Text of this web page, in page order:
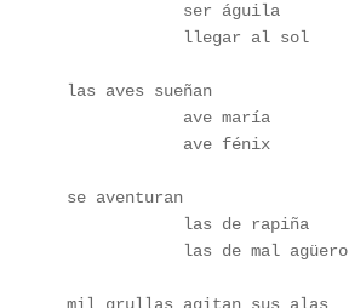
            ser águila
            llegar al sol
las aves sueñan
            ave maría
            ave fénix
se aventuran
            las de rapiña
            las de mal agüero